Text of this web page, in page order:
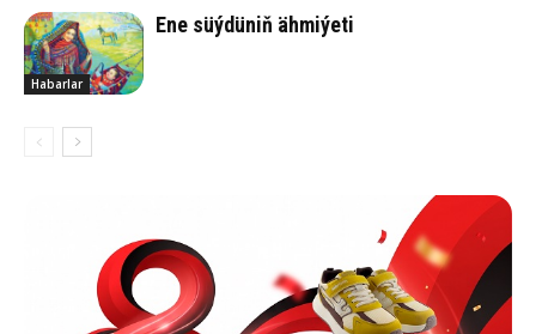
Habarlar
Ene süý­dü­niň äh­mi­ýe­ti